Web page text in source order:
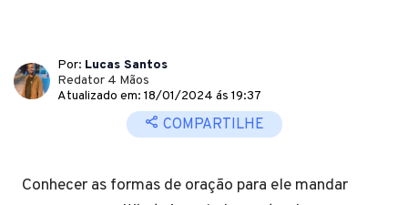
Por: Lucas Santos
Redator 4 Mãos
Atualizado em: 18/01/2024 ás 19:37
COMPARTILHE
Conhecer as formas de oração para ele mandar